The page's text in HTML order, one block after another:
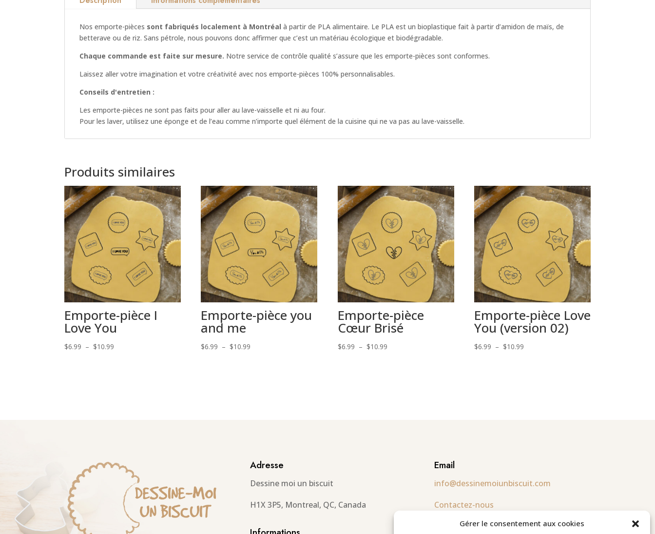
Gérer le consentement aux cookies
Nos emporte-pièces sont fabriqués localement à Montréal à partir de PLA alimentaire. Le PLA est un bioplastique fait à partir d’amidon de maïs, de
betterave ou de riz. Sans pétrole, nous pouvons donc affirmer que c’est un matériau écologique et biodégradable.
Chaque commande est faite sur mesure. Notre service de contrôle qualité s’assure que les emporte-pièces sont conformes.
Laissez aller votre imagination et votre créativité avec nos emporte-pièces 100% personnalisables.
Conseils d'entretien :
Les emporte-pièces ne sont pas faits pour aller au lave-vaisselle et ni au four.
Pour les laver, utilisez une éponge et de l’eau comme n’importe quel élément de la cuisine qui ne va pas au lave-vaisselle.
Produits similaires
Emporte-pièce I
Love You
$6.99 – $10.99
Emporte-pièce you
and me
$6.99 – $10.99
Emporte-pièce
Cœur Brisé
$6.99 – $10.99Plage
Emporte-pièce Love
You (version 02)
$6.99 – $10.99Plage
Adresse
Dessine moi un biscuit
H1X 3P5, Montreal, QC, Canada
Email
info@dessinemoiunbiscuit.com
Contactez-nous